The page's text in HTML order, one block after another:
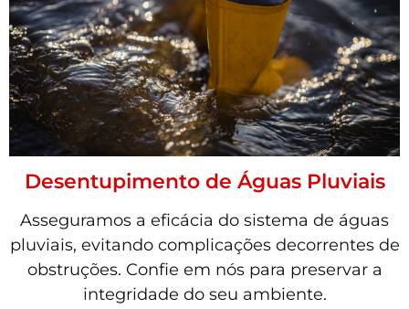
Desentupimento de Águas Pluviais
Asseguramos a eficácia do sistema de águas
pluviais, evitando complicações decorrentes de
obstruções. Confie em nós para preservar a
integridade do seu ambiente.